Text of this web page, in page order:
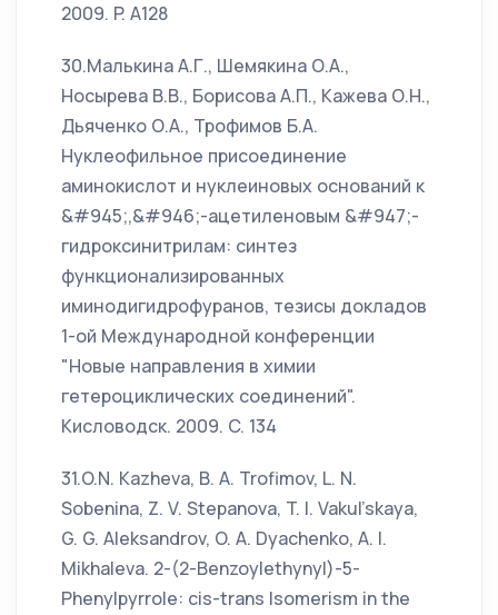
2009. P. А128
30.Малькина А.Г., Шемякина О.А.,
Носырева В.В., Борисова А.П., Кажева О.Н.,
Дьяченко О.А., Трофимов Б.А.
Нуклеофильное присоединение
аминокислот и нуклеиновых оснований к
&#945;,&#946;-ацетиленовым &#947;-
гидроксинитрилам: синтез
функционализированных
иминодигидрофуранов, тезисы докладов
1-ой Международной конференции
"Новые направления в химии
гетероциклических соединений".
Кисловодск. 2009. C. 134
31.O.N. Kazheva, B. A. Trofimov, L. N.
Sobenina, Z. V. Stepanova, T. I. Vakul’skaya,
G. G. Aleksandrov, O. A. Dyachenko, A. I.
Mikhaleva. 2-(2-Benzoylethynyl)-5-
Phenylpyrrole: cis-trans Isomerism in the